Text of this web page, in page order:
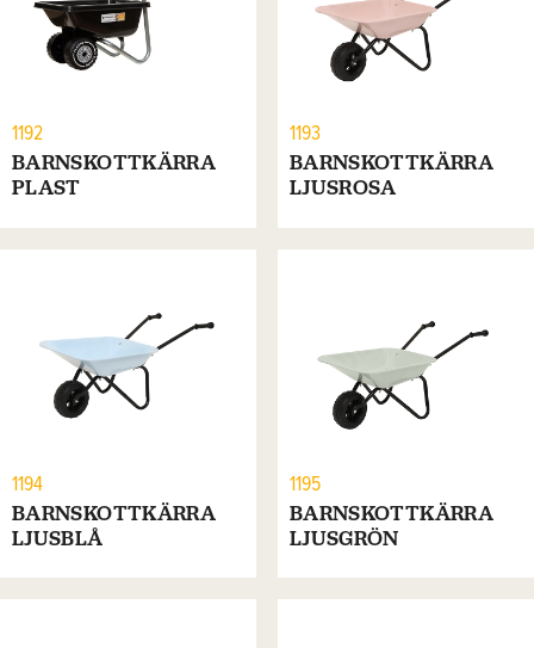
1192
BARNSKOTTKÄRRA
PLAST
1193
BARNSKOTTKÄRRA
LJUSROSA
1194
BARNSKOTTKÄRRA
LJUSBLÅ
1195
BARNSKOTTKÄRRA
LJUSGRÖN